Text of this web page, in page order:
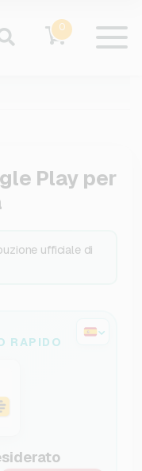
0
Play per
ufficiale di
RAPIDO